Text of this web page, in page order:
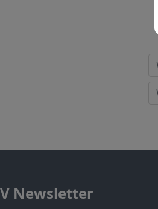
Newsletter